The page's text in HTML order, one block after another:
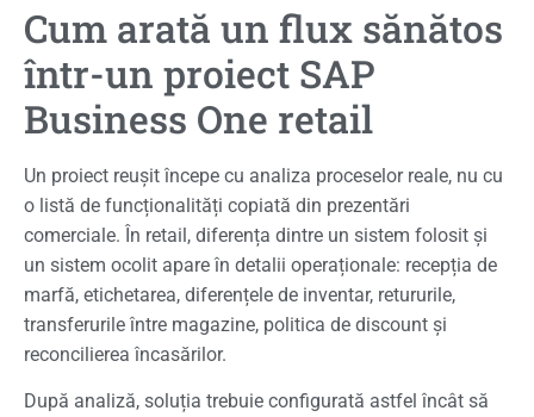
Cum arată un flux sănătos
într-un proiect SAP
Business One retail
Un proiect reușit începe cu analiza proceselor reale, nu cu
o listă de funcționalități copiată din prezentări
comerciale. În retail, diferența dintre un sistem folosit și
un sistem ocolit apare în detalii operaționale: recepția de
marfă, etichetarea, diferențele de inventar, retururile,
transferurile între magazine, politica de discount și
reconcilierea încasărilor.
După analiză, soluția trebuie configurată astfel încât să